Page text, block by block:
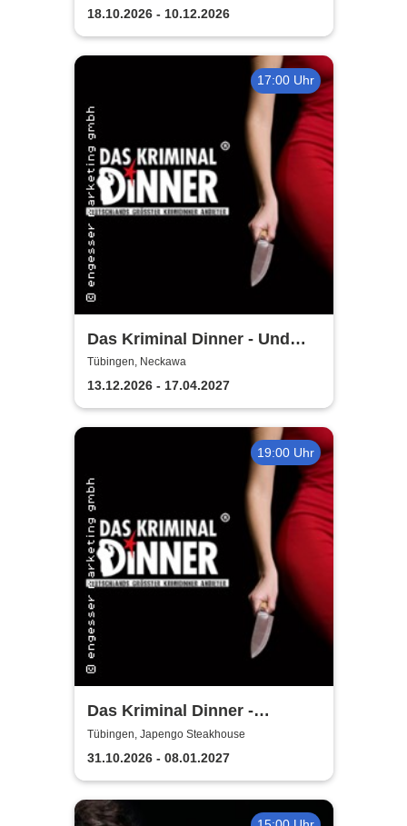
18.10.2026 - 10.12.2026
17:00 Uhr
Das Kriminal Dinner - Und
raus bist du
Tübingen, Neckawa
13.12.2026 - 17.04.2027
19:00 Uhr
Das Kriminal Dinner -
Sherlock Holmes
Tübingen, Japengo Steakhouse
31.10.2026 - 08.01.2027